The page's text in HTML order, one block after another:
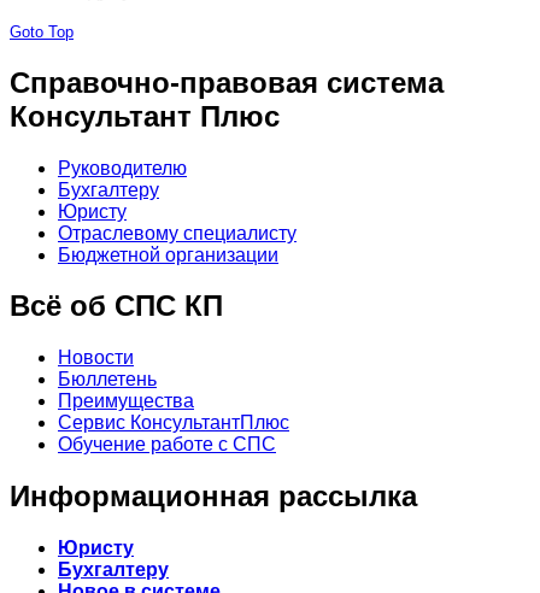
Goto Top
Справочно-правовая система
Консультант Плюс
Руководителю
Бухгалтеру
Юристу
Отраслевому специалисту
Бюджетной организации
Всё об СПС КП
Новости
Бюллетень
Преимущества
Сервис КонсультантПлюс
Обучение работе с СПС
Информационная рассылка
Юристу
Бухгалтеру